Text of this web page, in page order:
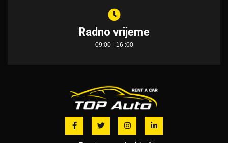
Radno vrijeme
09:00 - 16 :00